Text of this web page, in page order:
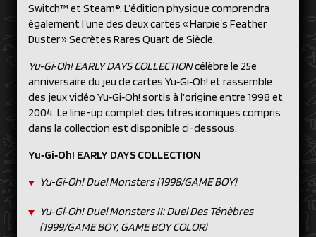
Switch™ et Steam®. L’édition physique comprendra
également l’une des deux cartes « Harpie’s Feather
Duster » Secrètes Rares Quart de Siècle.
Yu‑Gi‑Oh! EARLY DAYS COLLECTIONcélèbre le 25e
anniversaire du jeu de cartes Yu‑Gi‑Oh! et rassemble
des jeux vidéo Yu‑Gi‑Oh! sortis à l’origine entre 1998 et
2004. Le line-up complet des titres iconiques compris
dans la collection est disponible ci-dessous.
Yu‑Gi‑Oh! EARLY DAYS COLLECTION
Yu‑Gi‑Oh! Duel Monsters (1998/GAME BOY)
Yu‑Gi‑Oh! Duel Monsters II: Duel Des Ténèbres
(1999/GAME BOY, GAME BOY COLOR)